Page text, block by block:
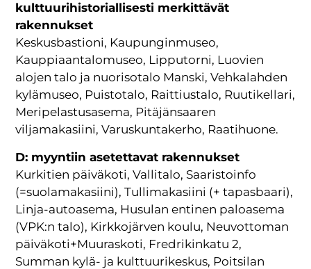
kulttuurihistoriallisesti merkittävät
rakennukset
Keskusbastioni, Kaupunginmuseo,
Kauppiaantalomuseo, Lipputorni, Luovien
alojen talo ja nuorisotalo Manski, Vehkalahden
kylämuseo, Puistotalo, Raittiustalo, Ruutikellari,
Meripelastusasema, Pitäjänsaaren
viljamakasiini, Varuskuntakerho, Raatihuone.
D: myyntiin asetettavat rakennukset
Kurkitien päiväkoti, Vallitalo, Saaristoinfo
(=suolamakasiini), Tullimakasiini (+ tapasbaari),
Linja-autoasema, Husulan entinen paloasema
(VPK:n talo), Kirkkojärven koulu, Neuvottoman
päiväkoti+Muuraskoti, Fredrikinkatu 2,
Summan kylä- ja kulttuurikeskus, Poitsilan